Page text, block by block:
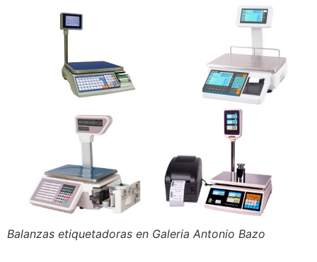
Balanzas etiquetadoras en Galeria Antonio Bazo